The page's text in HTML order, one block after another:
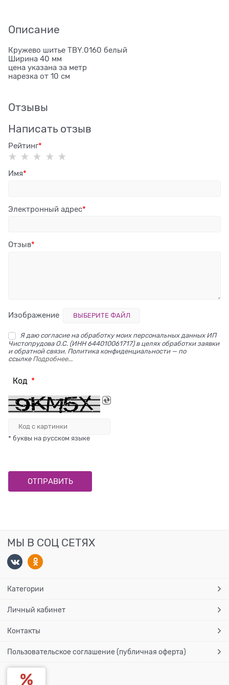
Описание
Кружево шитье TBY.0160 белый
Ширина 40 мм
цена указана за метр
нарезка от 10 см
Отзывы
Написать отзыв
Рейтинг
Имя
Электронный адрес
Отзыв
Изображение ВЫБЕРИТЕ ФАЙЛ
Я даю согласие на обработку моих персональных данных ИП
Чистопрудова О.С. (ИНН 644010061717) в целях обработки заявки
и обратной связи. Политика конфиденциальности — по
ссылке Подробнее...
Код
* буквы на русском языке
МЫ В СОЦ СЕТЯХ
Категории
Личный кабинет
Контакты
Пользовательское соглашение (публичная оферта)